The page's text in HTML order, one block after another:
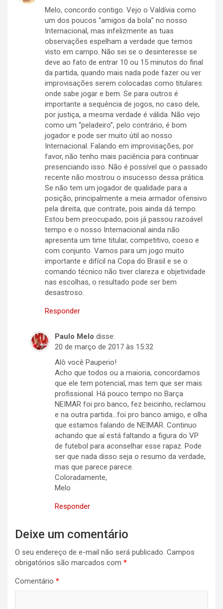
Melo, concordo contigo. Vejo o Valdívia como
um dos poucos “amigos da bola” no nosso
Internacional, mas infelizmente as tuas
observações espelham a verdade que temos
visto em campo. Não sei se o desinteresse se
deve ao fato de entrar 10 ou 15 minutos do final
da partida, quando mais nada pode fazer ou ver
improvisações serem colocadas como titulares
onde sabe jogar e bem. Se para outros é
importante a sequência de jogos, no caso dele,
por justiça, a mesma verdade é válida. Não vejo
como um “peladeiro”, pelo contrário, é bom
jogador e pode ser muito útil ao nosso
Internacional. Falando em improvisações, por
favor, não tenho mais paciência para continuar
presenciando isso. Não é possível que o passado
recente não mostrou o insucesso dessa prática.
Se não tem um jogador de qualidade para a
posição, principalmente a meia armador ofensivo
pela direita, que contrate, pois ainda dá tempo.
Estou bem preocupado, pois já passou razoável
tempo e o nosso Internacional ainda não
apresenta um time titular, competitivo, coeso e
com conjunto. Vamos para um jogo muito
importante e difícil na Copa do Brasil e se o
comando técnico não tiver clareza e objetividade
nas escolhas, o resultado pode ser bem
desastroso.
Responder
Paulo Melo disse:
20 de março de 2017 às 15:32
Alô você Pauperio!
Acho que todos ou a maioria, concordamos
que ele tem potencial, mas tem que ser mais
profissional. Há pouco tempo no Barça
NEIMAR foi pro banco, fez beicinho, reclamou
e na outra partida…foi pro banco amigo, e olha
que estamos falando de NEIMAR. Continuo
achando que aí está faltando a figura do VP
de futebol para aconselhar esse rapaz. Pode
ser que nada disso seja o resumo da verdade,
mas que parece parece.
Coloradamente,
Melo
Responder
Deixe um comentário
O seu endereço de e-mail não será publicado. Campos
obrigatórios são marcados com *
Comentário *